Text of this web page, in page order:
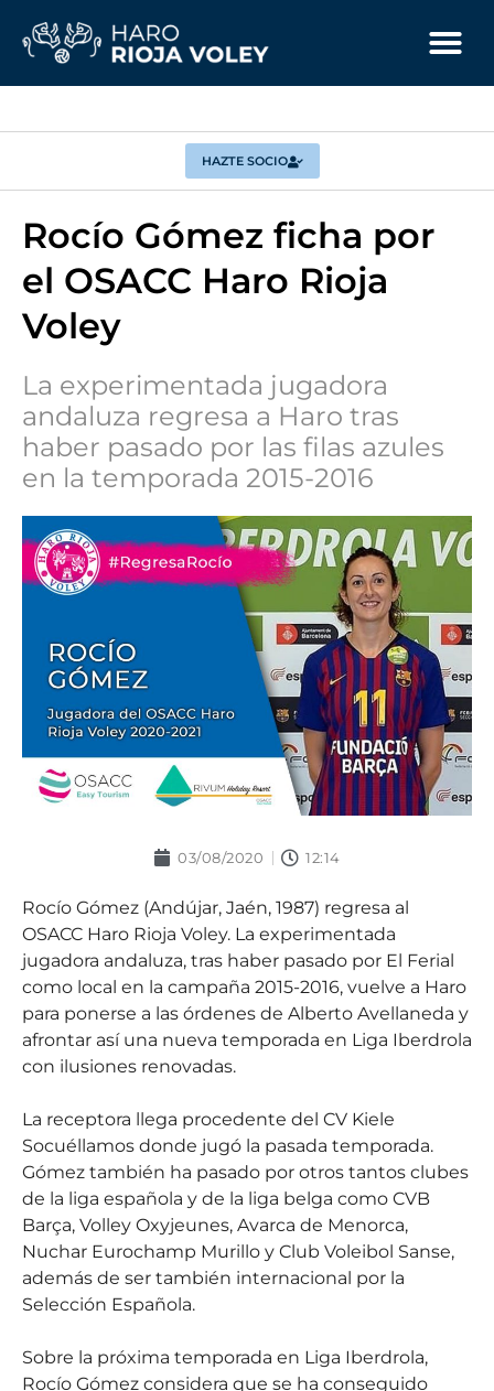
HAZTE SOCIO
Rocío Gómez ficha por
el OSACC Haro Rioja
Voley
La experimentada jugadora
andaluza regresa a Haro tras
haber pasado por las filas azules
en la temporada 2015-2016
03/08/2020 12:14
Rocío Gómez (Andújar, Jaén, 1987) regresa al
OSACC Haro Rioja Voley. La experimentada
jugadora andaluza, tras haber pasado por El Ferial
como local en la campaña 2015-2016, vuelve a Haro
para ponerse a las órdenes de Alberto Avellaneda y
afrontar así una nueva temporada en Liga Iberdrola
con ilusiones renovadas.
La receptora llega procedente del CV Kiele
Socuéllamos donde jugó la pasada temporada.
Gómez también ha pasado por otros tantos clubes
de la liga española y de la liga belga como CVB
Barça, Volley Oxyjeunes, Avarca de Menorca,
Nuchar Eurochamp Murillo y Club Voleibol Sanse,
además de ser también internacional por la
Selección Española.
Sobre la próxima temporada en Liga Iberdrola,
Rocío Gómez considera que se ha conseguido